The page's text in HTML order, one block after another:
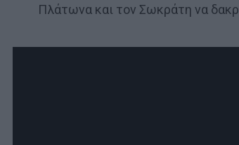
Πλάτωνα και τον Σωκράτη να